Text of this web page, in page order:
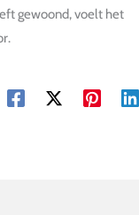
gewoond, voelt het